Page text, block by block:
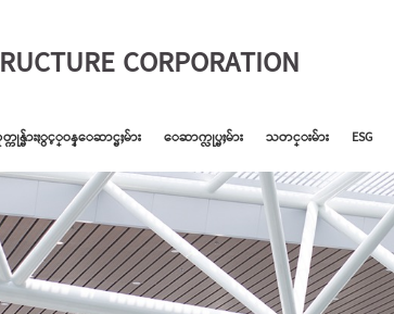
CORPORATION
ကုန္မ်ားႏွင့္ဝန္ေဆာင္မႈမ်ား ေဆာက္လုပ္မႈမ်ား သတင္းမ်ား ESG